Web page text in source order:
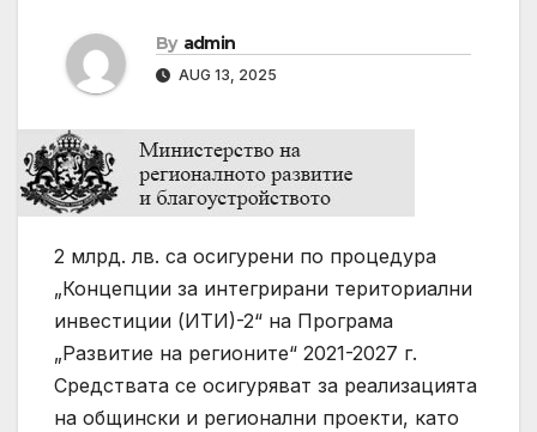
By admin
AUG 13, 2025
2 млрд. лв. са осигурени по процедура
„Концепции за интегрирани териториални
инвестиции (ИТИ)-2“ на Програма
„Развитие на регионите“ 2021-2027 г.
Средствата се осигуряват за реализацията
на общински и регионални проекти, като